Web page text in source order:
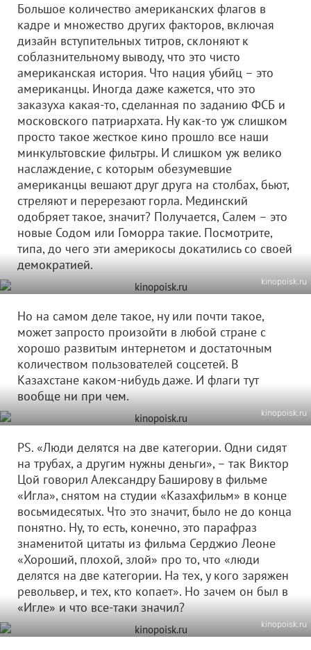
Большое количество американских флагов в
кадре и множество других факторов, включая
дизайн вступительных титров, склоняют к
соблазнительному выводу, что это чисто
американская история. Что нация убийц – это
американцы. Иногда даже кажется, что это
заказуха какая-то, сделанная по заданию ФСБ и
московского патриархата. Ну как-то уж слишком
просто такое жесткое кино прошло все наши
минкультовские фильтры. И слишком уж велико
наслаждение, с которым обезумевшие
американцы вешают друг друга на столбах, бьют,
стреляют и перерезают горла. Мединский
одобряет такое, значит? Получается, Салем – это
новые Содом или Гоморра такие. Посмотрите,
типа, до чего эти америкосы докатились со своей
демократией.
kinopoisk.ru
Но на самом деле такое, ну или почти такое,
может запросто произойти в любой стране с
хорошо развитым интернетом и достаточным
количеством пользователей соцсетей. В
Казахстане каком-нибудь даже. И флаги тут
вообще ни при чем.
kinopoisk.ru
PS. «Люди делятся на две категории. Одни сидят
на трубах, а другим нужны деньги», – так Виктор
Цой говорил Александру Баширову в фильме
«Игла», снятом на студии «Казахфильм» в конце
восьмидесятых. Что это значит, было не до конца
понятно. Ну, то есть, конечно, это парафраз
знаменитой цитаты из фильма Серджио Леоне
«Хороший, плохой, злой» про то, что «люди
делятся на две категории. На тех, у кого заряжен
револьвер, и тех, кто копает». Но зачем он был в
«Игле» и что все-таки значил?
kinopoisk.ru